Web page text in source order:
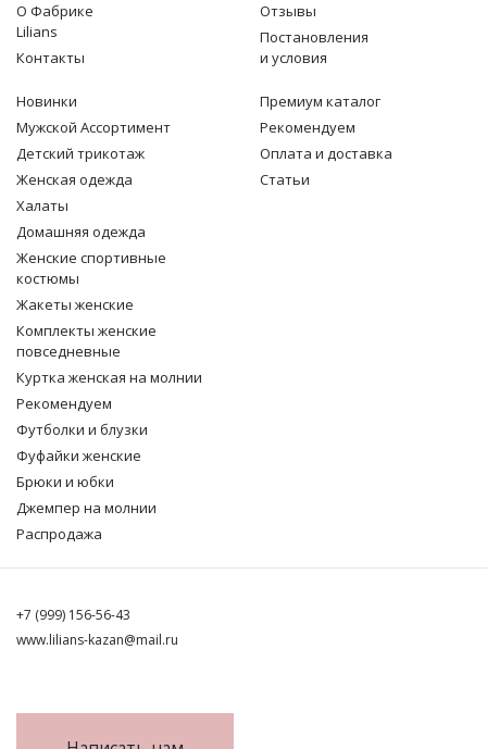
О Фабрике
Lilians
Контакты
Отзывы
Постановления
и условия
Новинки
Мужской Ассортимент
Детcкий трикотаж
Женская одежда
Халаты
Домашняя одежда
Женские спортивные
костюмы
Жакеты женские
Комплекты женские
повседневные
Куртка женская на молнии
Рекомендуем
Футболки и блузки
Фуфайки женские
Брюки и юбки
Джемпер на молнии
Распродажа
Премиум каталог
Рекомендуем
Оплата и доставка
Статьи
+7 (999) 156-56-43
www.lilians-kazan@mail.ru